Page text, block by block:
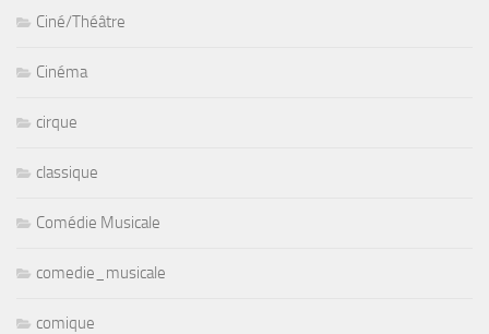
Ciné/Théâtre
Cinéma
cirque
classique
Comédie Musicale
comedie_musicale
comique